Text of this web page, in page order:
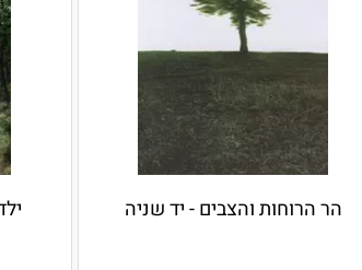
הר הרוחות והצבים - יד שניה